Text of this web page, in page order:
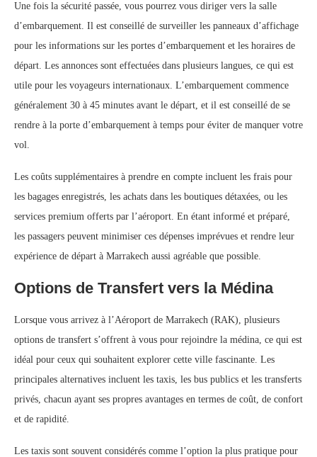
Une fois la sécurité passée, vous pourrez vous diriger vers la salle
d’embarquement. Il est conseillé de surveiller les panneaux d’affichage
pour les informations sur les portes d’embarquement et les horaires de
départ. Les annonces sont effectuées dans plusieurs langues, ce qui est
utile pour les voyageurs internationaux. L’embarquement commence
généralement 30 à 45 minutes avant le départ, et il est conseillé de se
rendre à la porte d’embarquement à temps pour éviter de manquer votre
vol.
Les coûts supplémentaires à prendre en compte incluent les frais pour
les bagages enregistrés, les achats dans les boutiques détaxées, ou les
services premium offerts par l’aéroport. En étant informé et préparé,
les passagers peuvent minimiser ces dépenses imprévues et rendre leur
expérience de départ à Marrakech aussi agréable que possible.
Options de Transfert vers la Médina
Lorsque vous arrivez à l’Aéroport de Marrakech (RAK), plusieurs
options de transfert s’offrent à vous pour rejoindre la médina, ce qui est
idéal pour ceux qui souhaitent explorer cette ville fascinante. Les
principales alternatives incluent les taxis, les bus publics et les transferts
privés, chacun ayant ses propres avantages en termes de coût, de confort
et de rapidité.
Les taxis sont souvent considérés comme l’option la plus pratique pour